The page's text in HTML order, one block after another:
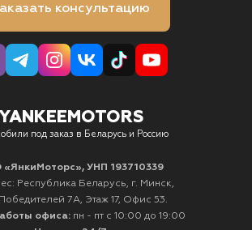
консультацию
YANKEEMOTORS
под заказ в Беларусь и Россию
УНП 193710339
Республика Беларусь, г. Минск,
7А, Этаж 17, Офис 53.
офиса: пн - пт с 10:00 до 19:00